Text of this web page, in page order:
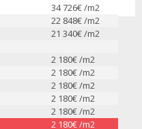
34 726€ /m2
22 848€ /m2
21 340€ /m2
2 180€ /m2
2 180€ /m2
2 180€ /m2
2 180€ /m2
2 180€ /m2
2 180€ /m2